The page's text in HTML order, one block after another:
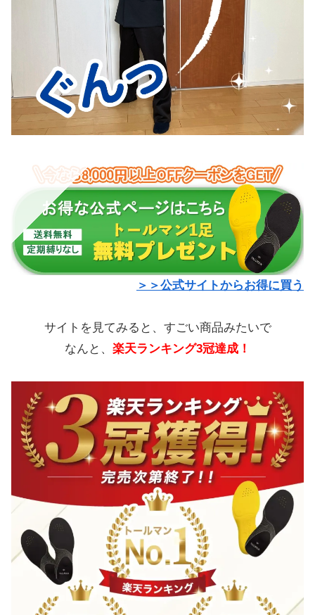
＞＞公式サイトからお得に買う
サイトを見てみると、すごい商品みたいで
なんと、 楽天ランキング3冠達成！